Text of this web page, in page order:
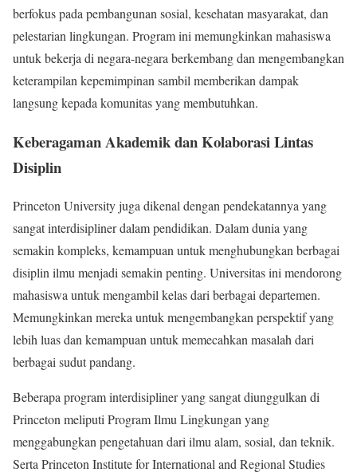
berfokus pada pembangunan sosial, kesehatan masyarakat, dan
pelestarian lingkungan. Program ini memungkinkan mahasiswa
untuk bekerja di negara-negara berkembang dan mengembangkan
keterampilan kepemimpinan sambil memberikan dampak
langsung kepada komunitas yang membutuhkan.
Keberagaman Akademik dan Kolaborasi Lintas
Disiplin
Princeton University juga dikenal dengan pendekatannya yang
sangat interdisipliner dalam pendidikan. Dalam dunia yang
semakin kompleks, kemampuan untuk menghubungkan berbagai
disiplin ilmu menjadi semakin penting. Universitas ini mendorong
mahasiswa untuk mengambil kelas dari berbagai departemen.
Memungkinkan mereka untuk mengembangkan perspektif yang
lebih luas dan kemampuan untuk memecahkan masalah dari
berbagai sudut pandang.
Beberapa program interdisipliner yang sangat diunggulkan di
Princeton meliputi Program Ilmu Lingkungan yang
menggabungkan pengetahuan dari ilmu alam, sosial, dan teknik.
Serta Princeton Institute for International and Regional Studies